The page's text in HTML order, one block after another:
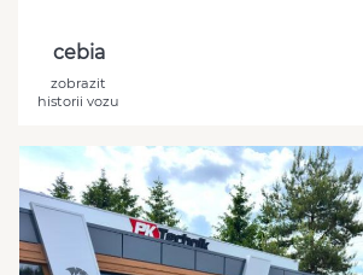
cebia
zobrazit
historii vozu